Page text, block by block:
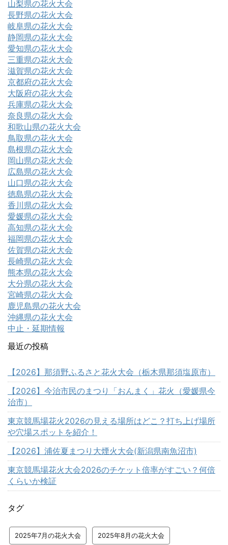
山梨県の花火大会
長野県の花火大会
岐阜県の花火大会
静岡県の花火大会
愛知県の花火大会
三重県の花火大会
滋賀県の花火大会
京都府の花火大会
大阪府の花火大会
兵庫県の花火大会
奈良県の花火大会
和歌山県の花火大会
鳥取県の花火大会
島根県の花火大会
岡山県の花火大会
広島県の花火大会
山口県の花火大会
徳島県の花火大会
香川県の花火大会
愛媛県の花火大会
高知県の花火大会
福岡県の花火大会
佐賀県の花火大会
長崎県の花火大会
熊本県の花火大会
大分県の花火大会
宮崎県の花火大会
鹿児島県の花火大会
沖縄県の花火大会
中止・延期情報
最近の投稿
【2026】那須野ふるさと花火大会（栃木県那須塩原市）
【2026】今治市民のまつり「おんまく」花火（愛媛県今
治市）
東京競馬場花火2026の見える場所はどこ？打ち上げ場所
や穴場スポットを紹介！
【2026】浦佐夏まつり大煙火大会(新潟県南魚沼市)
東京競馬場花火大会2026のチケット倍率がすごい？何倍
くらいか検証
タグ
2025年7月の花火大会 2025年8月の花火大会